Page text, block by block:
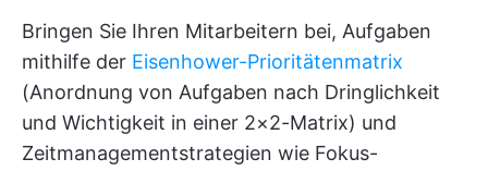
Bringen Sie Ihren Mitarbeitern bei, Aufgaben
mithilfe der Eisenhower-Prioritätenmatrix
(Anordnung von Aufgaben nach Dringlichkeit
und Wichtigkeit in einer 2×2-Matrix) und
Zeitmanagementstrategien wie Fokus-